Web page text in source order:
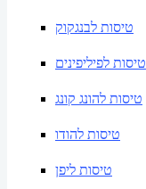
טיסות לבנגקוק
טיסות לפיליפינים
טיסות להונג קונג
טיסות להודו
טיסות ליפן